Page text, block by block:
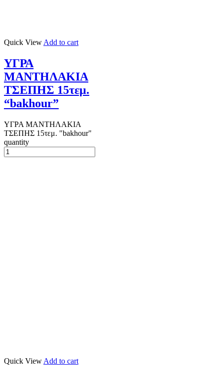
Quick ViewAdd to cart
ΥΓΡΑ
ΜΑΝΤΗΛΑΚΙΑ
ΤΣΕΠΗΣ 15τεμ.
“bakhour”
ΥΓΡΑ ΜΑΝΤΗΛΑΚΙΑ
ΤΣΕΠΗΣ 15τεμ. "bakhour"
quantity
Quick View Add to cart